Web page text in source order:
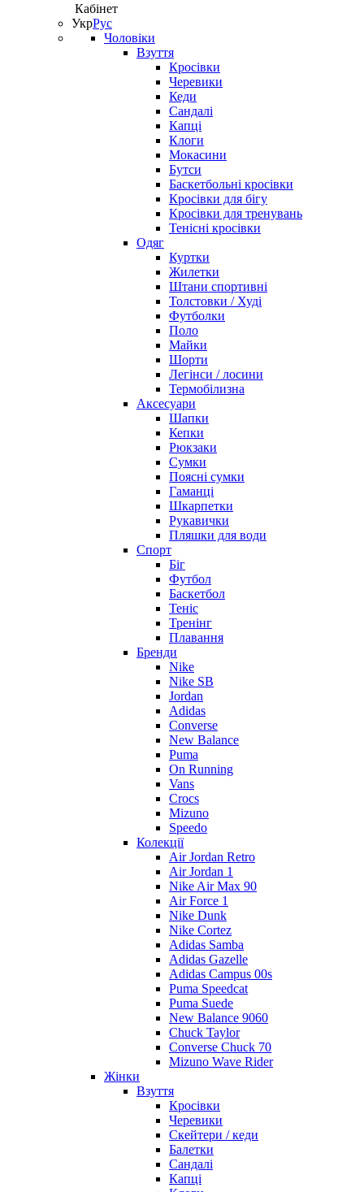
Кабінет
УкрРус
Чоловіки
Взуття
Кросівки
Черевики
Кеди
Сандалі
Капці
Клоги
Мокасини
Бутси
Баскетбольні кросівки
Кросівки для бігу
Кросівки для тренувань
Тенісні кросівки
Одяг
Куртки
Жилетки
Штани спортивні
Толстовки / Худі
Футболки
Поло
Майки
Шорти
Легінси / лосини
Термобілизна
Аксесуари
Шапки
Кепки
Рюкзаки
Сумки
Поясні сумки
Гаманці
Шкарпетки
Рукавички
Пляшки для води
Спорт
Біг
Футбол
Баскетбол
Теніс
Тренінг
Плавання
Бренди
Nike
Nike SB
Jordan
Adidas
Converse
New Balance
Puma
On Running
Vans
Crocs
Mizuno
Speedo
Колекції
Air Jordan Retro
Air Jordan 1
Nike Air Max 90
Air Force 1
Nike Dunk
Nike Cortez
Adidas Samba
Adidas Gazelle
Adidas Campus 00s
Puma Speedcat
Puma Suede
New Balance 9060
Chuck Taylor
Converse Chuck 70
Mizuno Wave Rider
Жінки
Взуття
Кросівки
Черевики
Скейтери / кеди
Балетки
Сандалі
Капці